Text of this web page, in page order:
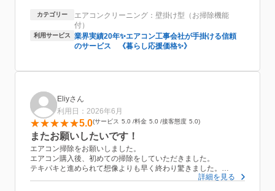
真で見せてもらったので綺麗になったんだとわかって良かったで
カテゴリー
エアコンクリーニング：壁掛け型（お掃除機能
付）
利用サービス
業界実績20年✨エアコン工事会社が手掛ける信頼
のサービス 《暮らし応援価格✨》
Eliyさん
利用日：2026年6月
5.0 サービス 5.0 料金 5.0 接客態度 5.0
またお願いしたいです！
エアコン掃除をお願いしました。
エアコン購入後、初めての掃除をしていただきました。
テキパキと進められて想像よりも早く終わり驚きました。
物腰が柔らかく必要事項のみ伝えてくださるので、その点も嬉し
詳細を見る